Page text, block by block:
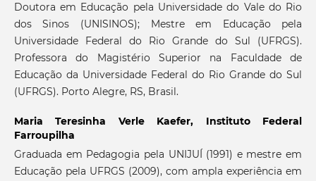
Doutora em Educação pela Universidade do Vale do Rio
dos Sinos (UNISINOS); Mestre em Educação pela
Universidade Federal do Rio Grande do Sul (UFRGS).
Professora do Magistério Superior na Faculdade de
Educação da Universidade Federal do Rio Grande do Sul
(UFRGS). Porto Alegre, RS, Brasil.
Maria Teresinha Verle Kaefer, Instituto Federal
Farroupilha
Graduada em Pedagogia pela UNIJUÍ (1991) e mestre em
Educação pela UFRGS (2009), com ampla experiência em